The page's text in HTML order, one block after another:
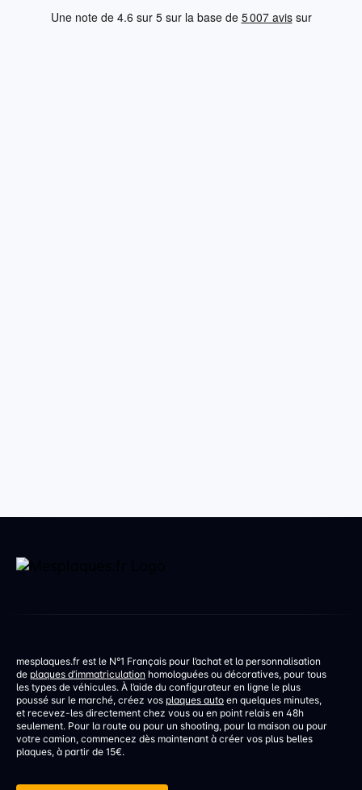
mesplaques.fr est le N°1 Français pour l’achat et la personnalisation
de plaques d’immatriculation homologuées ou décoratives, pour tous
les types de véhicules. À l’aide du configurateur en ligne le plus
poussé sur le marché, créez vos plaques auto en quelques minutes,
et recevez-les directement chez vous ou en point relais en 48h
seulement. Pour la route ou pour un shooting, pour la maison ou pour
votre camion, commencez dès maintenant à créer vos plus belles
plaques, à partir de 15€.